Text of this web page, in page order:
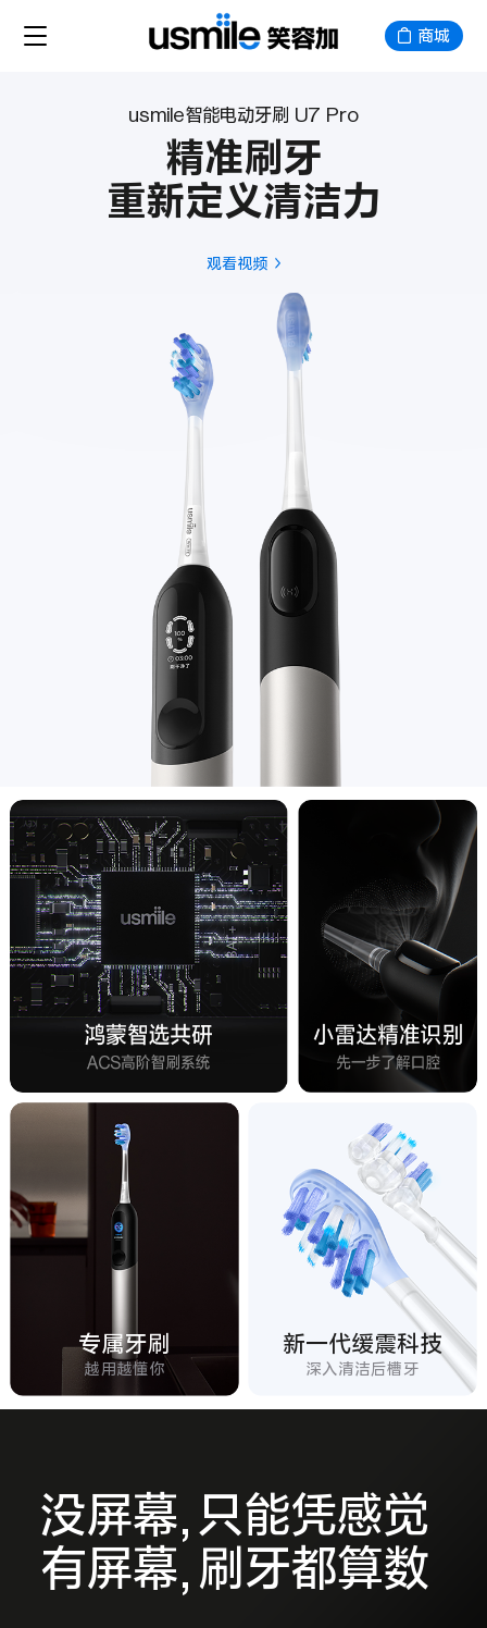
商城
usmile智能电动牙刷 U7 Pro
精准刷牙
重新定义清洁力
观看视频
专属牙刷
越用越懂你
新一代缓震科技
深入清洁后槽牙
没屏幕,只能凭感觉
有屏幕,刷牙都算数